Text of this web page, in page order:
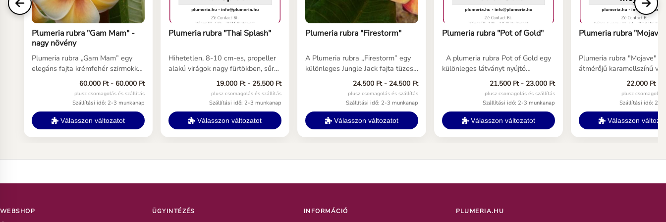
Plumeria rubra "Gam Mam" -
nagy növény
Plumeria rubra „Gam Mam” egy
elegáns fajta krémfehér szirmokkal
és meleg sárga, narancsos-barnás
virágközéppel. Fontos tudni, hogy
Európában a színei általában
lágyabbak és kevésbé intenzívek
lehetnek, mint Ázsiában, de így is
különleges és egzotikus
60.000 Ft - 60.000 Ft
plusz csomagolás és szállítás
Szállítási idő: 2-3 munkanap
Válasszon változatot
Plumeria rubra "Thai Splash"
Hihetetlen, 8-10 cm-es, propeller
alakú virágok nagy fürtökben, sűrű,
fényes, sötétzöld levelek felett,
egy erős, félkompakt vagy közepes
növekedésű fán. A piros, sárga és
fehér pettyek kiemelik az
élénkvörös, szivárványos hátteret.
Hihetetlen színrobbanás, amikor a
színeződik. Közepesen fűszeres
lehetőség hosszú szezonon át.
19.000 Ft - 25.500 Ft
plusz csomagolás és szállítás
Szállítási idő: 2-3 munkanap
Válasszon változatot
Plumeria rubra "Firestorm"
A Plumeria rubra „Firestorm” egy
különleges Jungle Jack fajta tüzes
narancsos, sárgás és pirosas
virágokkal. Élénk színátmenetei és
erőteljes trópusi megjelenése miatt
rendkívül dekoratív választás
plumeria gyűjteményekbe.
24.500 Ft - 24.500 Ft
plusz csomagolás és szállítás
Szállítási idő: 2-3 munkanap
Válasszon változatot
Plumeria rubra "Pot of Gold"
A plumeria rubra Pot of Gold egy
különleges látványt nyújtó
plumeria fajta csodálatos
narancssárga virágaival és
különleges virág formájával. Erős
növekedésű fajta. Erős illatú
frangipáni Több méretben is
találkozhatsz vele nálunk.
21.500 Ft - 23.000 Ft
plusz csomagolás és szállítás
Szállítási idő: 2-3 munkanap
Válasszon változatot
Plumeria rubra "Mojave"
Plumeria rubra "Mojave"
átmérőjű karamellszínű
nagy borostyánszínű
nagyon vonzó rózsaszín
szegéllyel. Nagyszerű
habitus, gömb alakú fát
önmagában is vonzó
Kompaktabb és ágasabb,
frangipani fajta.
22.000 Ft -
plusz csomagolás
Szállítási idő: 2-3
Válasszon
WEBSHOP ÜGYINTÉZÉS INFORMÁCIÓ PLUMERIA.HU